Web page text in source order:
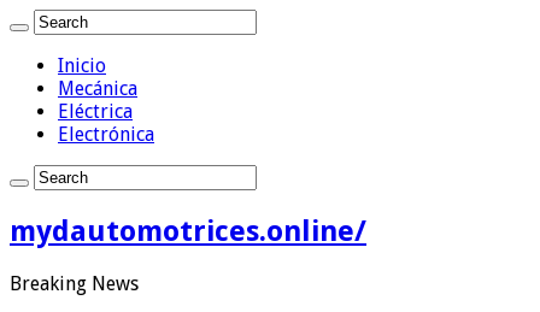
Inicio
Mecánica
Eléctrica
Electrónica
mydautomotrices.online/
Breaking News